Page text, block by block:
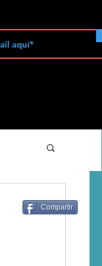
Compartir